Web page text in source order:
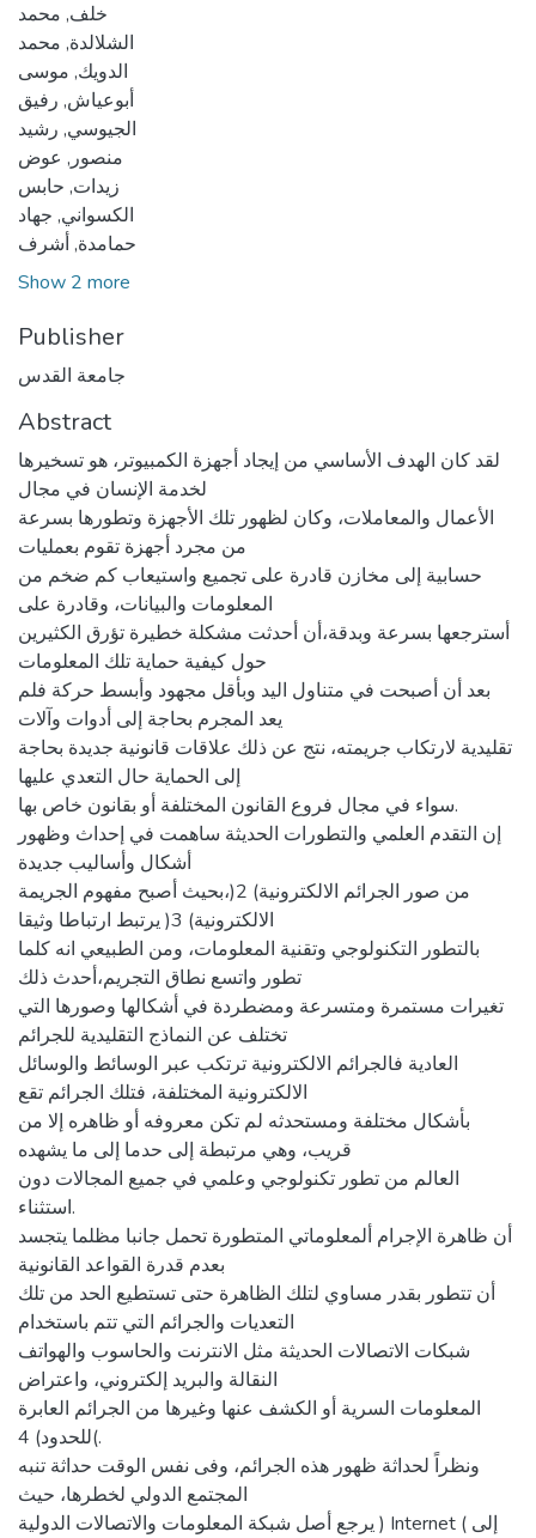
خلف, محمد
الشلالدة, محمد
الدويك, موسى
أبوعياش, رفيق
الجيوسي, رشيد
منصور, عوض
زيدات, حابس
الكسواني, جهاد
حمامدة, أشرف
Show 2 more
Publisher
جامعة القدس
Abstract
لقد كان الهدف الأساسي من إيجاد أجهزة الكمبيوتر، هو تسخيرها
لخدمة الإنسان في مجال
الأعمال والمعاملات، وكان لظهور تلك الأجهزة وتطورها بسرعة
من مجرد أجهزة تقوم بعمليات
حسابية إلى مخازن قادرة على تجميع واستيعاب كم ضخم من
المعلومات والبيانات، وقادرة على
أسترجعها بسرعة وبدقة،أن أحدثت مشكلة خطيرة تؤرق الكثيرين
حول كيفية حماية تلك المعلومات
بعد أن أصبحت في متناول اليد وبأقل مجهود وأبسط حركة فلم
يعد المجرم بحاجة إلى أدوات وآلات
تقليدية لارتكاب جريمته، نتج عن ذلك علاقات قانونية جديدة بحاجة
إلى الحماية حال التعدي عليها
سواء في مجال فروع القانون المختلفة أو بقانون خاص بها.
إن التقدم العلمي والتطورات الحديثة ساهمت في إحداث وظهور
أشكال وأساليب جديدة
من صور الجرائم الالكترونية) 2(،بحيث أصبح مفهوم الجريمة
الالكترونية) 3( يرتبط ارتباطا وثيقا
بالتطور التكنولوجي وتقنية المعلومات، ومن الطبيعي انه كلما
تطور واتسع نطاق التجريم،أحدث ذلك
تغيرات مستمرة ومتسرعة ومضطردة في أشكالها وصورها التي
تختلف عن النماذج التقليدية للجرائم
العادية فالجرائم الالكترونية ترتكب عبر الوسائط والوسائل
الالكترونية المختلفة، فتلك الجرائم تقع
بأشكال مختلفة ومستحدثه لم تكن معروفه أو ظاهره إلا من
قريب، وهي مرتبطة إلى حدما إلى ما يشهده
العالم من تطور تكنولوجي وعلمي في جميع المجالات دون
استثناء.
أن ظاهرة الإجرام ألمعلوماتي المتطورة تحمل جانبا مظلما يتجسد
بعدم قدرة القواعد القانونية
أن تتطور بقدر مساوي لتلك الظاهرة حتى تستطيع الحد من تلك
التعديات والجرائم التي تتم باستخدام
شبكات الاتصالات الحديثة مثل الانترنت والحاسوب والهواتف
النقالة والبريد إلكتروني، واعتراض
المعلومات السرية أو الكشف عنها وغيرها من الجرائم العابرة
للحدود) 4(.
ونظراً لحداثة ظهور هذه الجرائم، وفى نفس الوقت حداثة تنبه
المجتمع الدولي لخطرها، حيث
يرجع أصل شبكة المعلومات والاتصالات الدولية ) Internet ( إلى